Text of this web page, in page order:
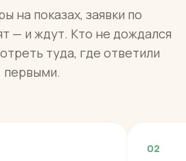
на показах, заявки по
— и ждут. Кто не дождался
туда, где ответили
первыми.
02